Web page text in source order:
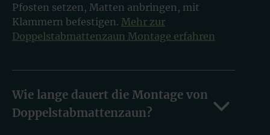
Pfosten setzen, Matten anbringen, mit
Klammern befestigen. Mehr zur
Doppelstabmattenzaun Montage erfahren
Wie lange dauert die Montage von
Doppelstabmattenzaun?